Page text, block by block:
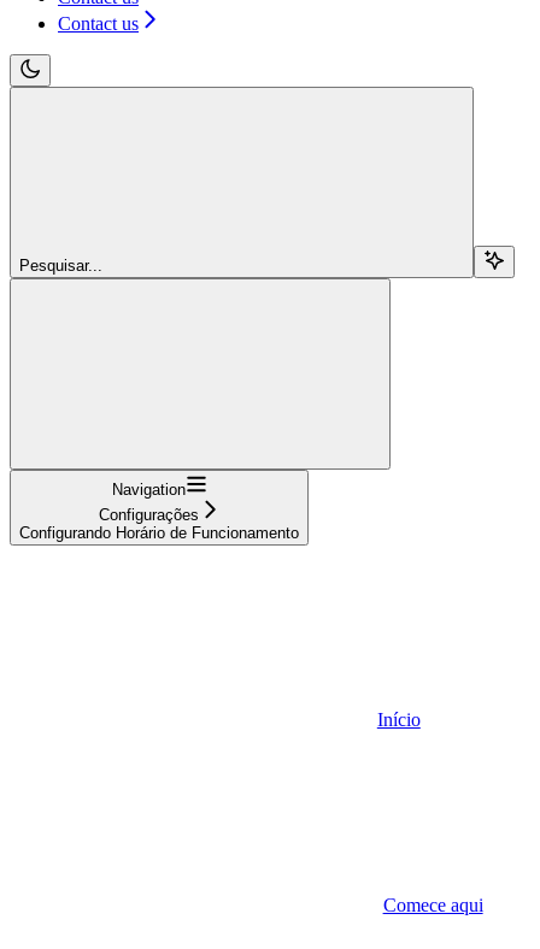
Contact us
Pesquisar...
Navigation
Configurações
Configurando Horário de Funcionamento
Início
Comece aqui